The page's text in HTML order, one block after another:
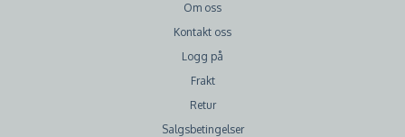
Om oss
Kontakt oss
Logg på
Frakt
Retur
Salgsbetingelser